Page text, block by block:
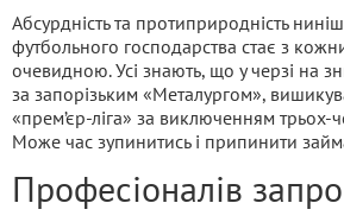
Абсурдність та протиприродність
футбольного господарства стає з
очевидною. Усі знають, що у черзі на
за запорізьким «Металургом»,
«прем’єр-ліга» за виключенням трьох-
Може час зупинитись і припинити
Професіоналів